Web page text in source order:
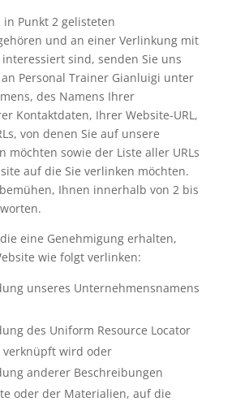
in Punkt 2 gelisteten
und an einer Verlinkung mit
sind, senden Sie uns
Personal Trainer Gianluigi unter
des Namens Ihrer
Kontaktdaten, Ihrer Website-URL,
von denen Sie auf unsere
möchten sowie der Liste aller URLs
auf die Sie verlinken möchten.
Ihnen innerhalb von 2 bis
eine Genehmigung erhalten,
wie folgt verlinken:
unseres Unternehmensnamens
des Uniform Resource Locator
verknüpft wird oder
anderer Beschreibungen
oder der Materialien, auf die